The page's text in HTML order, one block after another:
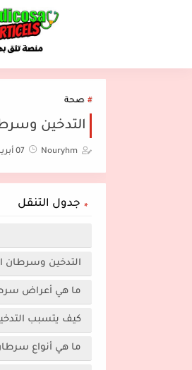
صحة
التدخين
Nouryhm 07 أبريل 2022
جدول التنقل
التدخين وسرطان
ما هي أعراض
كيف يتسبب
ما هي أنواع